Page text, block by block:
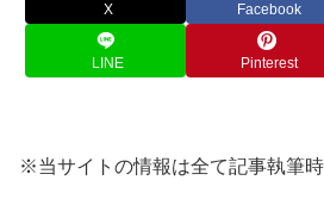
X Facebook
LINE Pinterest
※当サイトの情報は全て記事執筆